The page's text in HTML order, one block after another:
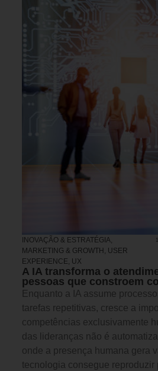
INOVAÇÃO & ESTRATÉGIA,
MARKETING & GROWTH , USER
EXPERIENCE, UX
A IA transforma o
pessoas que constroem
Enquanto a IA assume
tarefas repetitivas, cresce a
competências exclusivamente
das lideranças não é
onde a presença humana gera
tecnologia consegue reproduzir